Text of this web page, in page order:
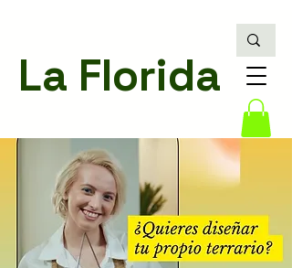
La Florida